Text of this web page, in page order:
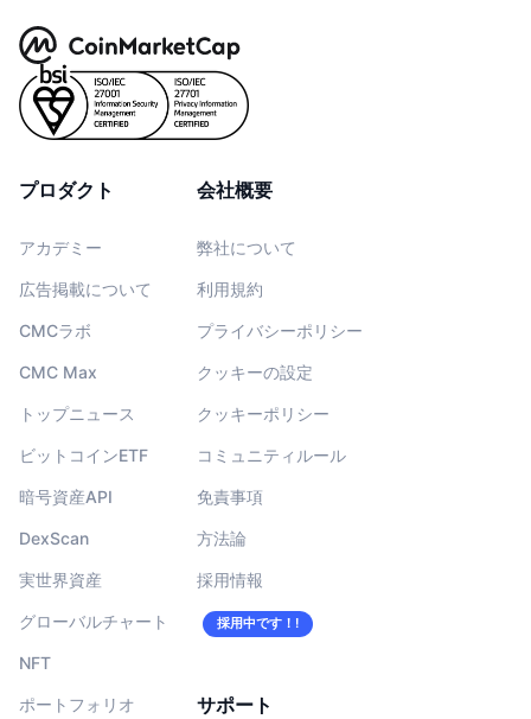
プロダクト
アカデミー
広告掲載について
CMCラボ
CMC Max
トップニュース
ビットコインETF
暗号資産API
DexScan
実世界資産
グローバルチャート
NFT
ポートフォリオ
会社概要
弊社について
利用規約
プライバシーポリシー
クッキーの設定
クッキーポリシー
コミュニティルール
免責事項
方法論
採用情報
採用中です！!
サポート